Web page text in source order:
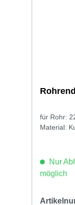
für Rohr:
Material:
Nur
möglich